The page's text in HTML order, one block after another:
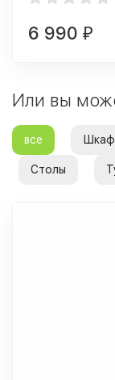
6 990 ₽
Или вы
все
Столы